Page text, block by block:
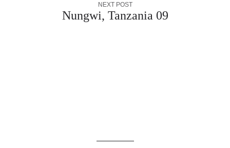
NEXT POST
Nungwi, Tanzania 09